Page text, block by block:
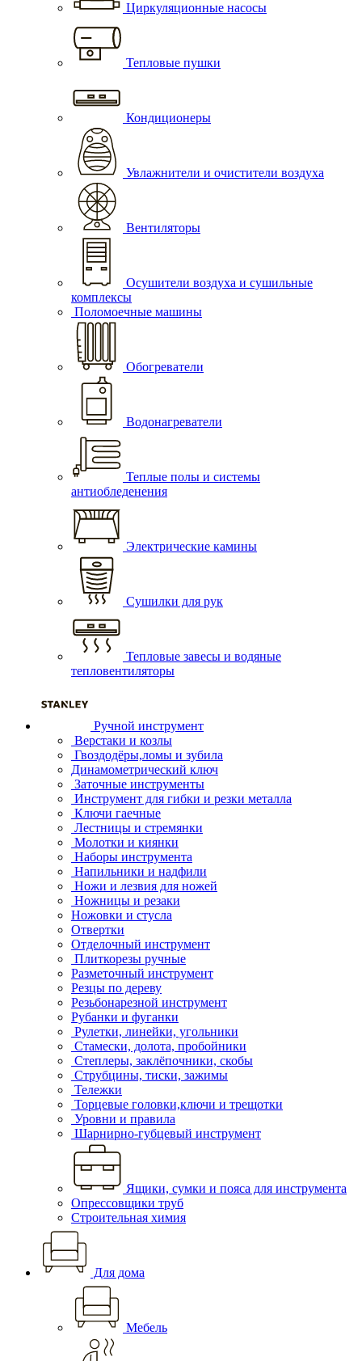
Циркуляционные насосы
Тепловые пушки
Кондиционеры
Увлажнители и очистители воздуха
Вентиляторы
Осушители воздуха и сушильные
комплексы
Поломоечные машины
Обогреватели
Водонагреватели
Теплые полы и системы
антиобледенения
Электрические камины
Сушилки для рук
Тепловые завесы и водяные
тепловентиляторы
Ручной инструмент
Верстаки и козлы
Гвоздодёры,ломы и зубила
Динамометрический ключ
Заточные инструменты
Инструмент для гибки и резки металла
Ключи гаечные
Лестницы и стремянки
Молотки и киянки
Наборы инструмента
Напильники и надфили
Ножи и лезвия для ножей
Ножницы и резаки
Ножовки и стусла
Отвертки
Отделочный инструмент
Плиткорезы ручные
Разметочный инструмент
Резцы по дереву
Резьбонарезной инструмент
Рубанки и фуганки
Рулетки, линейки, угольники
Стамески, долота, пробойники
Степлеры, заклёпочники, скобы
Струбцины, тиски, зажимы
Тележки
Торцевые головки,ключи и трещотки
Уровни и правила
Шарнирно-губцевый инструмент
Ящики, сумки и пояса для инструмента
Опрессовщики труб
Строительная химия
Для дома
Мебель